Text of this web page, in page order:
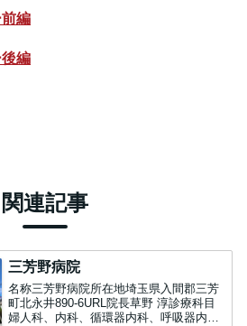
編
編
関連記事
三芳野病院
名称三芳野病院所在地埼玉県入間郡三芳
町北永井890-6URL院長草野 淳診療科目
婦人科、内科、循環器内科、呼吸器内